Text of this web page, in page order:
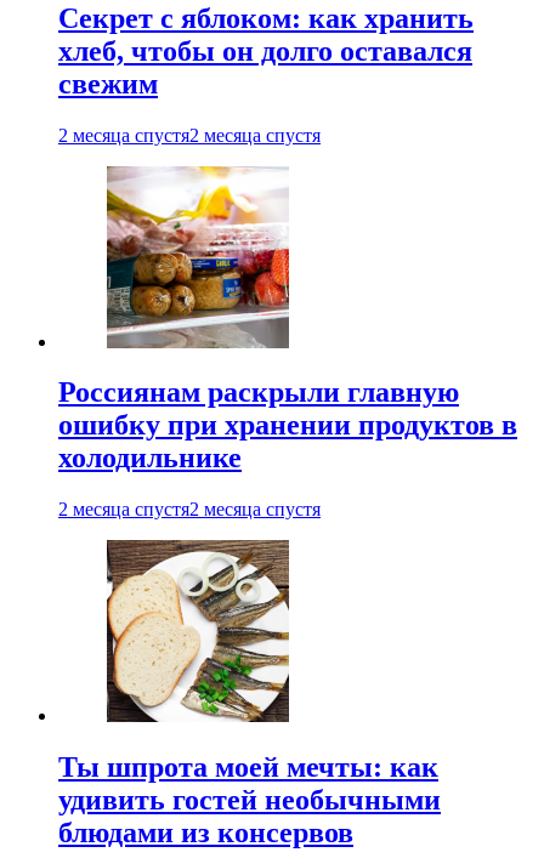
Секрет с яблоком: как хранить
хлеб, чтобы он долго оставался
свежим
2 месяца спустя2 месяца спустя
Россиянам раскрыли главную
ошибку при хранении продуктов в
холодильнике
2 месяца спустя2 месяца спустя
Ты шпрота моей мечты: как
удивить гостей необычными
блюдами из консервов